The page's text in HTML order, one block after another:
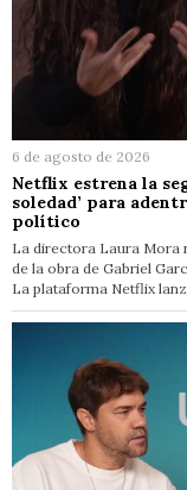
6 de agosto de 2026
Netflix estrena la
soledad’ para
político
La directora Laura Mora
de la obra de Gabriel
La plataforma Netflix